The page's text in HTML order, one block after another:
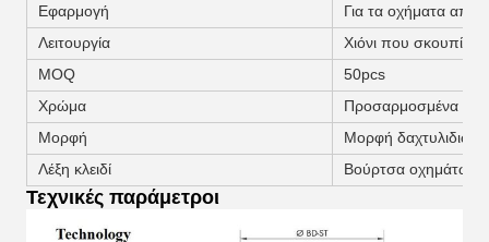
Εφαρμογή
Για τα οχήματα
Λειτουργία
Χιόνι που
MOQ
50pcs
Χρώμα
Προσαρμοσμένα
Μορφή
Μορφή δαχτυλιδιών
Λέξη κλειδί
Βούρτσα οχημάτων
Τεχνικές παράμετροι